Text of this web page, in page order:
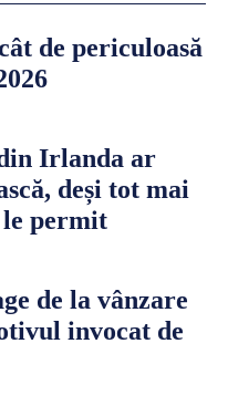
de periculoasă
Irlanda ar
deși tot mai
permit
de la vânzare
invocat de